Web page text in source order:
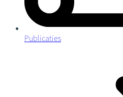
Publicaties